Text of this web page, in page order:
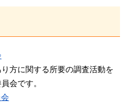
方に関する所要の調査活動を
会です。